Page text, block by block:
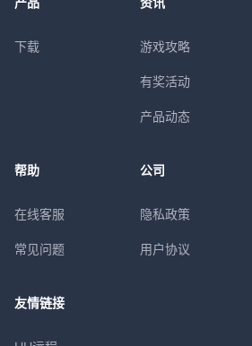
下载 游戏攻略
有奖活动
产品动态
帮助
在线客服
常见问题
公司
隐私政策
用户协议
友情链接